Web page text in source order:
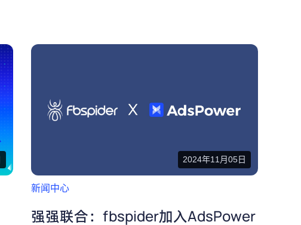
2024年11月05日
新闻中心
强强联合：fbspider加入AdsPower